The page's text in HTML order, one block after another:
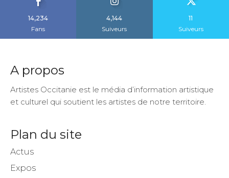
14,234
Fans
4,144
Suiveurs
11
Suiveurs
A propos
Artistes Occitanie est le média d’information artistique
et culturel qui soutient les artistes de notre territoire.
Plan du site
Actus
Expos